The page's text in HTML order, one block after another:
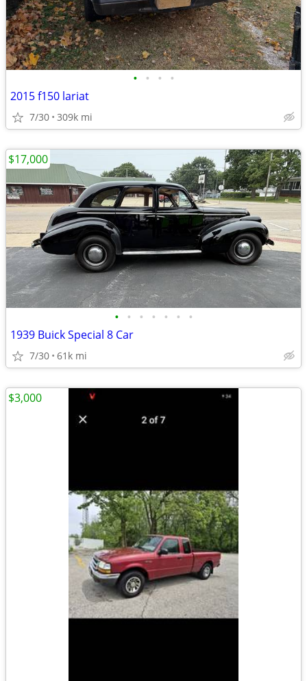
• • • •
2015 f150 lariat
7/30 309k mi
• • • • • • •
1939 Buick Special 8 Car
7/30 61k mi
$17,000
$3,000